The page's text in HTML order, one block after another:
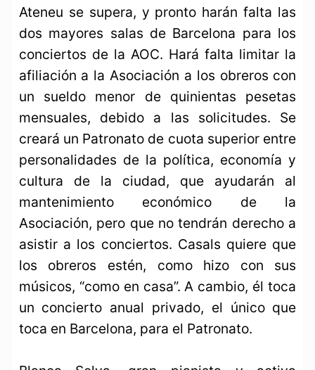
Ateneu se supera, y pronto harán falta las
dos mayores salas de Barcelona para los
conciertos de la AOC. Hará falta limitar la
afiliación a la Asociación a los obreros con
un sueldo menor de quinientas pesetas
mensuales, debido a las solicitudes. Se
creará un Patronato de cuota superior entre
personalidades de la política, economía y
cultura de la ciudad, que ayudarán al
mantenimiento económico de la
Asociación, pero que no tendrán derecho a
asistir a los conciertos. Casals quiere que
los obreros estén, como hizo con sus
músicos, “como en casa”. A cambio, él toca
un concierto anual privado, el único que
toca en Barcelona, para el Patronato.